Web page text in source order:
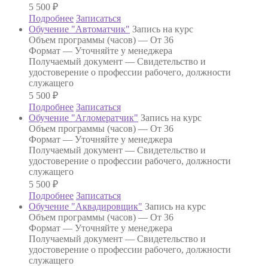
5 500 ₽
Подробнее Записаться
Обучение "Автоматчик" Запись на курс
Объем программы (часов) — От 36
Формат — Уточняйте у менеджера
Получаемый документ — Свидетельство и
удостоверение о профессии рабочего, должности
служащего
5 500 ₽
Подробнее Записаться
Обучение "Агломератчик" Запись на курс
Объем программы (часов) — От 36
Формат — Уточняйте у менеджера
Получаемый документ — Свидетельство и
удостоверение о профессии рабочего, должности
служащего
5 500 ₽
Подробнее Записаться
Обучение "Аквадировщик" Запись на курс
Объем программы (часов) — От 36
Формат — Уточняйте у менеджера
Получаемый документ — Свидетельство и
удостоверение о профессии рабочего, должности
служащего